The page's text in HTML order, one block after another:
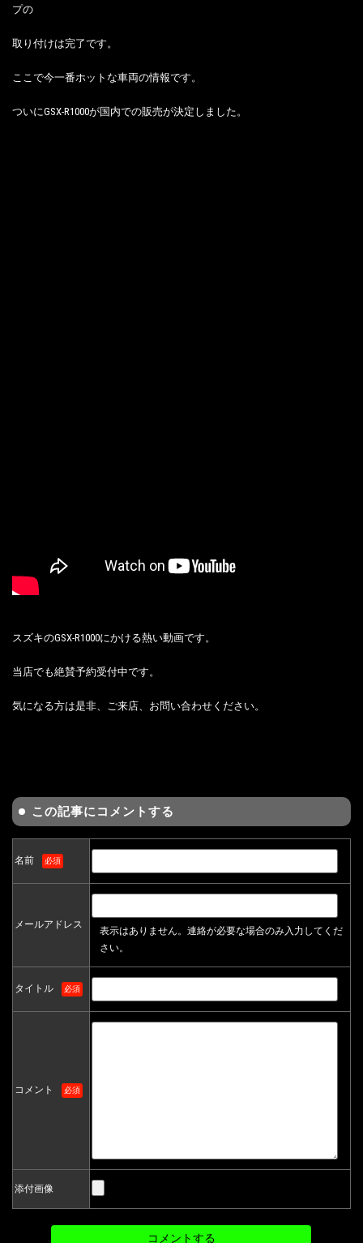
プの
取り付けは完了です。
ここで今一番ホットな車両の情報です。
ついにGSX-R1000が国内での販売が決定しました。
スズキのGSX-R1000にかける熱い動画です。
当店でも絶賛予約受付中です。
気になる方は是非、ご来店、お問い合わせください。
この記事にコメントする
名前 必須
メールアドレス
表示はありません。連絡が必要な場合のみ入力してくだ
さい。
タイトル 必須
コメント 必須
添付画像